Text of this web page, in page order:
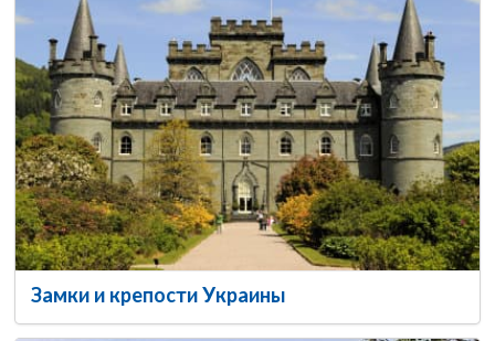
Замки и крепости Украины